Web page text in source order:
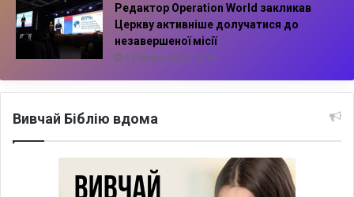
Редактор Operation World закликав
Церкву активніше долучатися до
незавершеної місії
5 Серпня, 2026, 10:14
Вивчай Біблію вдома